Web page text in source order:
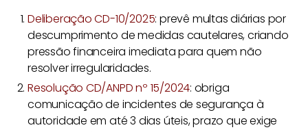
Deliberação CD-10/2025: prevê multas diárias por
descumprimento de medidas cautelares, criando
pressão financeira imediata para quem não
resolver irregularidades.
Resolução CD/ANPD nº 15/2024: obriga
comunicação de incidentes de segurança à
autoridade em até 3 dias úteis, prazo que exige